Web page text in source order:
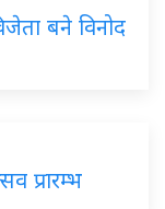
बने विनोद
प्रारम्भ